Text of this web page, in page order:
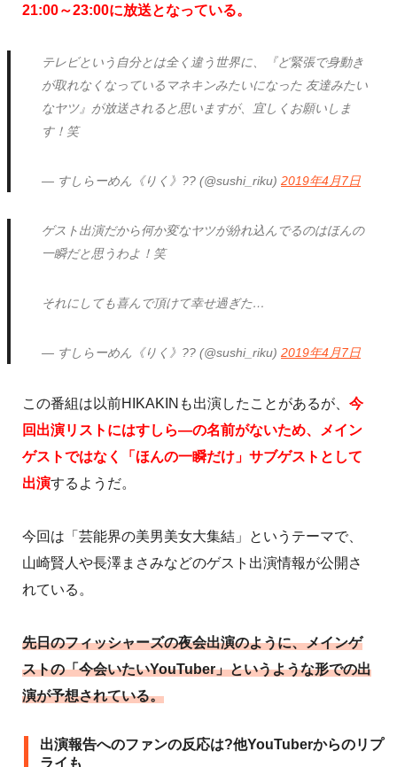
21:00～23:00に放送となっている。
テレビという自分とは全く違う世界に、『ど緊張で身動き
が取れなくなっているマネキンみたいになった 友達みたい
なヤツ』が放送されると思いますが、宜しくお願いしま
す！笑
— すしらーめん《りく》?? (@sushi_riku)2019年4月7日
ゲスト出演だから何か変なヤツが紛れ込んでるのはほんの
一瞬だと思うわよ！笑
それにしても喜んで頂けて幸せ過ぎた…
— すしらーめん《りく》?? (@sushi_riku)2019年4月7日
この番組は以前HIKAKINも出演したことがあるが、 今
回出演リストにはすしら―の名前がないため、メイン
ゲストではなく「ほんの一瞬だけ」サブゲストとして
出演するようだ。
今回は「芸能界の美男美女大集結」というテーマで、
山崎賢人や長澤まさみなどのゲスト出演情報が公開さ
れている。
先日のフィッシャーズの夜会出演のように、メインゲ
ストの「今会いたいYouTuber」というような形での出
演が予想されている。
出演報告へのファンの反応は?他YouTuberからのリプ
ライも